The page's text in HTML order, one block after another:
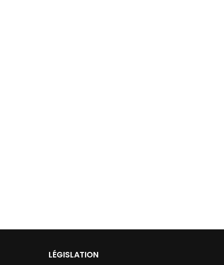
LÉGISLATION